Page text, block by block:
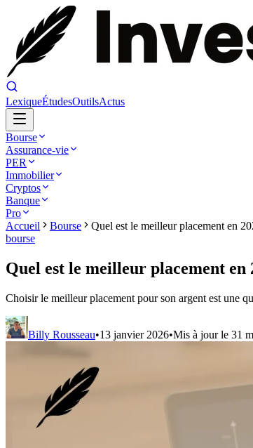
LexiqueÉtudesOutilsActus
Bourse
Assurance-vie
PER
Immobilier
Cryptos
Banque
Pro
Accueil
Bourse
Quel est le meilleur placement en
bourse
Quel est le meilleur placement
Choisir le meilleur placement pour son argent est une
Billy Rousseau•13 janvier 2026•Mis à jour le 31